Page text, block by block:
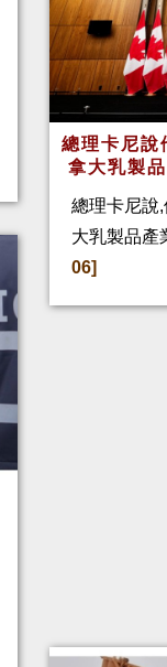
總理卡尼
拿大乳製
總理卡尼說
大乳製品產
06]